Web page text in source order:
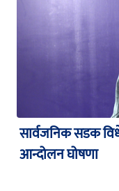
सार्वजनिक सडक
आन्दोलन घोषणा